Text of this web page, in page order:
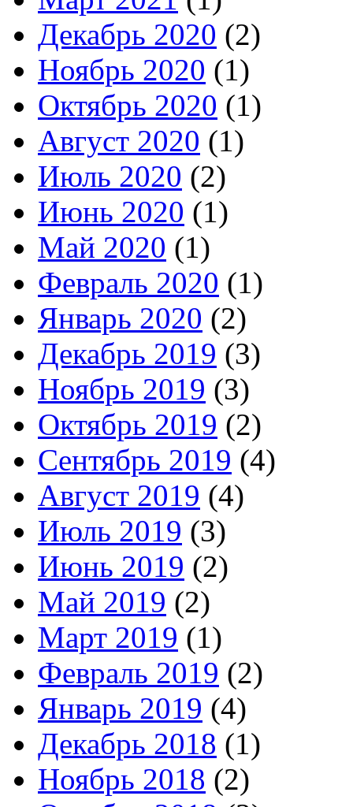
Декабрь 2020 (2)
Ноябрь 2020 (1)
Октябрь 2020 (1)
Август 2020 (1)
Июль 2020 (2)
Июнь 2020 (1)
Май 2020 (1)
Февраль 2020 (1)
Январь 2020 (2)
Декабрь 2019 (3)
Ноябрь 2019 (3)
Октябрь 2019 (2)
Сентябрь 2019 (4)
Август 2019 (4)
Июль 2019 (3)
Июнь 2019 (2)
Май 2019 (2)
Март 2019 (1)
Февраль 2019 (2)
Январь 2019 (4)
Декабрь 2018 (1)
Ноябрь 2018 (2)